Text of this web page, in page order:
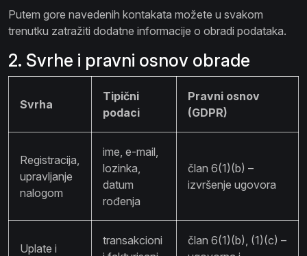
Putem gore navedenih kontakata možete u svakom
trenutku zatražiti dodatne informacije o obradi podataka.
2. Svrhe i pravni osnov obrade
Svrha
Tipični
podaci
Pravni osnov
(GDPR)
Registracija,
upravljanje
nalogom
ime, e-mail,
lozinka,
datum
rođenja
član 6(1)(b) –
izvršenje ugovora
Uplate i
transakcioni
član 6(1)(b), (1)(c) –